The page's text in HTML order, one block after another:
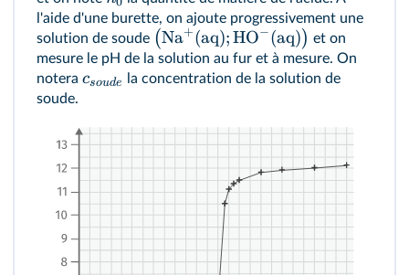
l'aide d'une burette, on ajoute progressivement une
solution de soude (Na+(aq);HO−(aq)) et on
mesure le pH de la solution au fur et à mesure. On
notera csoude
la concentration de la solution de
soude.